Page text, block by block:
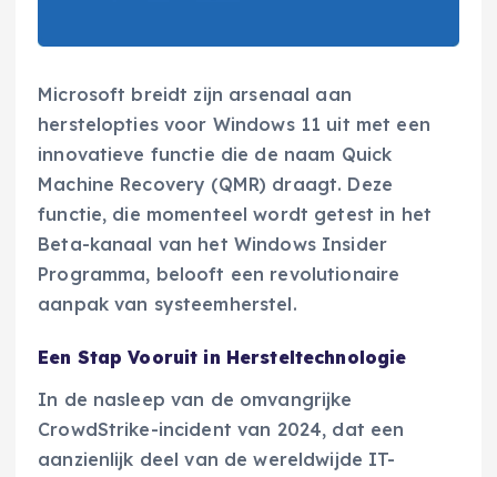
Microsoft breidt zijn arsenaal aan
herstelopties voor Windows 11 uit met een
innovatieve functie die de naam Quick
Machine Recovery (QMR) draagt. Deze
functie, die momenteel wordt getest in het
Beta-kanaal van het Windows Insider
Programma, belooft een revolutionaire
aanpak van systeemherstel.
Een Stap Vooruit in Hersteltechnologie
In de nasleep van de omvangrijke
CrowdStrike-incident van 2024, dat een
aanzienlijk deel van de wereldwijde IT-